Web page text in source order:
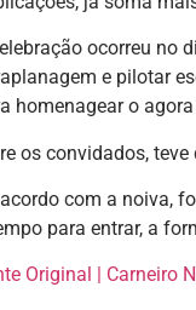
ocorreu no
e pilotar
homenagear o
os convidados,
com a noiva,
para entrar, a
Original | Carneiro